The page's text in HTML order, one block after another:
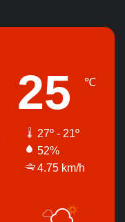
25 ℃
27º - 21º
52%
4.75 km/h